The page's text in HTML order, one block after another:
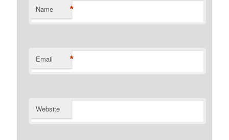
Name *
Email *
Website